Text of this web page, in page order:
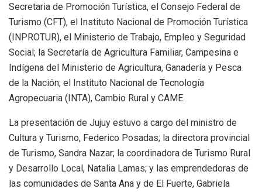
Secretaria de Promoción Turística, el Consejo Federal de
Turismo (CFT), el Instituto Nacional de Promoción Turística
(INPROTUR), el Ministerio de Trabajo, Empleo y Seguridad
Social; la Secretaría de Agricultura Familiar, Campesina e
Indígena del Ministerio de Agricultura, Ganadería y Pesca
de la Nación; el Instituto Nacional de Tecnología
Agropecuaria (INTA), Cambio Rural y CAME.
La presentación de Jujuy estuvo a cargo del ministro de
Cultura y Turismo, Federico Posadas; la directora provincial
de Turismo, Sandra Nazar; la coordinadora de Turismo Rural
y Desarrollo Local, Natalia Lamas; y las emprendedoras de
las comunidades de Santa Ana y de El Fuerte, Gabriela